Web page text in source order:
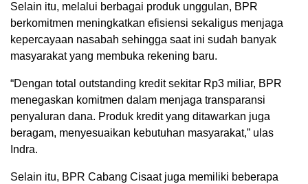
Selain itu, melalui berbagai produk unggulan, BPR
berkomitmen meningkatkan efisiensi sekaligus menjaga
kepercayaan nasabah sehingga saat ini sudah banyak
masyarakat yang membuka rekening baru.
“Dengan total outstanding kredit sekitar Rp3 miliar, BPR
menegaskan komitmen dalam menjaga transparansi
penyaluran dana. Produk kredit yang ditawarkan juga
beragam, menyesuaikan kebutuhan masyarakat,” ulas
Indra.
Selain itu, BPR Cabang Cisaat juga memiliki beberapa